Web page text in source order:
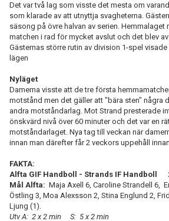
Det var två lag som visste det mesta om
som klarade av att utnyttja svagheterna.
säsong på övre halvan av serien. Hemmalaget
matchen i rad för mycket avslut och det blev
Gästernas större rutin av division 1-spel
lägen
Nyläget
Damerna visste att de tre första
motstånd men det gäller att "bära sten" några
andra motståndarlag. Mot Strand presterade
önskvärd nivå över 60 minuter och det var en
motståndarlaget. Nya tag till veckan när
innan man därefter får 2 veckors uppehåll
FAKTA:
Alfta GIF Handboll - Strands IF Handboll
Mål Alfta: Maja Axell 6, Caroline Strandell 6,
Östling 3, Moa Alexsson 2, Stina Englund 2,
Ljung (1).
Utv A: 2 x 2 min S: 5 x 2 min